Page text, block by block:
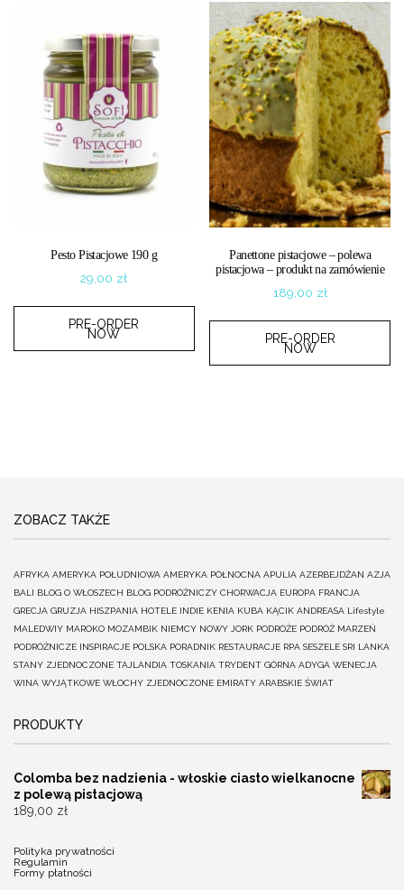
Pesto Pistacjowe 190 g
29,00 zł
PRE-ORDER
NOW
Panettone pistacjowe – polewa
pistacjowa – produkt na zamówienie
189,00 zł
PRE-ORDER
NOW
ZOBACZ TAKŻE
AFRYKA AMERYKA POŁUDNIOWA AMERYKA PÓŁNOCNA APULIA AZERBEJDŻAN AZJA
BALI BLOG O WŁOSZECH BLOG PODRÓŻNICZY CHORWACJA EUROPA FRANCJA
GRECJA GRUZJA HISZPANIA HOTELE INDIE KENIA KUBA KĄCIK ANDREASA Lifestyle
MALEDWIY MAROKO MOZAMBIK NIEMCY NOWY JORK PODRÓŻE PODRÓŻ MARZEŃ
PODRÓŻNICZE INSPIRACJE POLSKA PORADNIK RESTAURACJE RPA SESZELE SRI LANKA
STANY ZJEDNOCZONE TAJLANDIA TOSKANIA TRYDENT GÓRNA ADYGA WENECJA
WINA WYJĄTKOWE WŁOCHY ZJEDNOCZONE EMIRATY ARABSKIE ŚWIAT
PRODUKTY
Colomba bez nadzienia - włoskie ciasto wielkanocne
z polewą pistacjową
189,00 zł
Polityka prywatności
Regulamin
Formy płatności